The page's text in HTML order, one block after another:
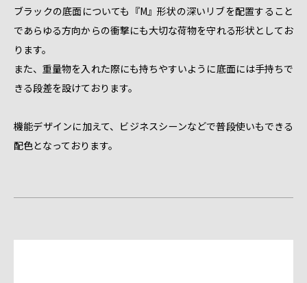
ブラックの底面についても『M』形状の深いリブを配置すること
であらゆる方向からの衝撃にも大切な荷物を守れる形状としてお
ります。
また、重量物を入れた際にも持ちやすいように底面には手持ちで
きる段差を設けております。
機能デザインに加えて、ビジネスシーンなどで普段使いもできる
配色となっております。